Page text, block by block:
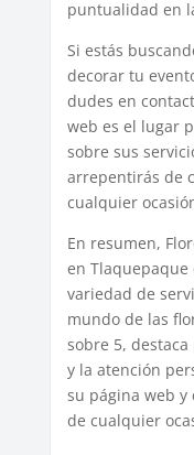
puntualidad en
Si estás
decorar tu
dudes en
web es el lugar
sobre sus
arrepentirás de
cualquier
En resumen,
en
variedad de
mundo de las
sobre 5,
y la atención
su página web y
de cualquier